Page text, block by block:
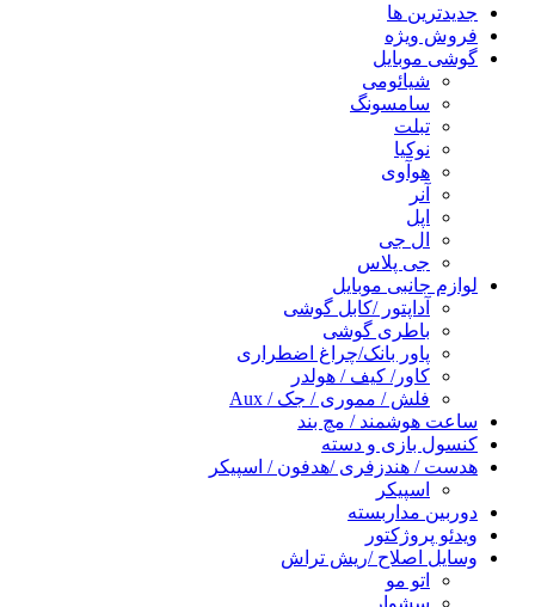
جدیدترین ها
فروش ویژه
گوشی موبایل
شیائومی
سامسونگ
تبلت
نوکیا
هوآوی
آنر
اپل
ال جی
جی پلاس
لوازم جانبی موبایل
آداپتور /کابل گوشی
باطری گوشی
پاور بانک/چراغ اضطراری
کاور/ کیف / هولدر
فلش / مموری / جک / Aux
ساعت هوشمند / مچ بند
کنسول بازی و دسته
هدست / هندزفری /هدفون / اسپیکر
اسپیکر
دوربین مداربسته
ویدئو پروژکتور
وسایل اصلاح /ریش تراش
اتو مو
سشوار